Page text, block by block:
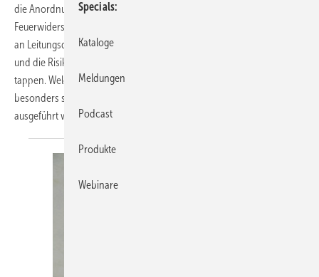
die Anordnung von Trennwänden und Decken mit einer definierten
Feuerwiderstandsklasse. Entsprechend hoch sind die Anforderungen
an Leitungsdurchführungen durch solche Trennwände und Decken –
und die Risiken für das SHK-Fachhandwerk, in die Abnahmefalle zu
tappen. Welche baulichen Situationen und Installationen daher
besonders sorgfältig betrachtet und brandschutztechnisch
ausgeführt werden müssen, erläutert
Specials
Kataloge
Meldungen
Podcast
Produkte
Webinare